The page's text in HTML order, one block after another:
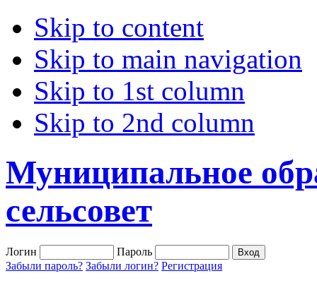
Skip to content
Skip to main navigation
Skip to 1st column
Skip to 2nd column
Муниципальное
сельсовет
Логин
Пароль
Забыли пароль? Забыли логин? Регистрация